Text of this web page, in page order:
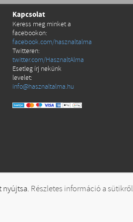
Kapcsolat
Keress meg minket a
facebookon:
facebook.com/hasznaltalma
Twitteren:
twitter.com/HasznaltAlma
Esetleg írj nekünk
levelet:
info@hasznaltalma.hu
nyújtsa. Részletes információ a sütikről